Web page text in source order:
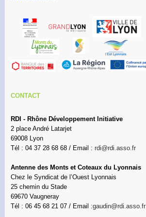
CONTACT
RDI - Rhône Développement Initiative
2 place André Latarjet
69008 Lyon
Tél : 04 37 28 68 68 / Email : rdi@rdi.asso.fr
Antenne des Monts et Coteaux du Lyonnais
Chez le Syndicat de l’Ouest Lyonnais
25 chemin du Stade
69670 Vaugneray
Tél : 06 45 68 21 07 / Email :gaudin@rdi.asso.fr